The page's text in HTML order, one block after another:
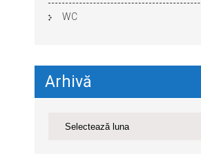
WC
Arhivă